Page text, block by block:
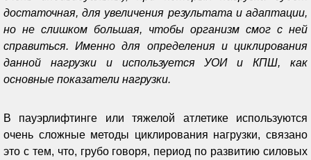
достаточная, для увеличения результата и адаптации,
но не слишком большая, чтобы организм смог с ней
справиться. Именно для определения и циклирования
данной нагрузки и используется УОИ и КПШ, как
основные показатели нагрузки.
В пауэрлифтинге или тяжелой атлетике используются
очень сложные методы циклирования нагрузки, связано
это с тем, что, грубо говоря, период по развитию силовых